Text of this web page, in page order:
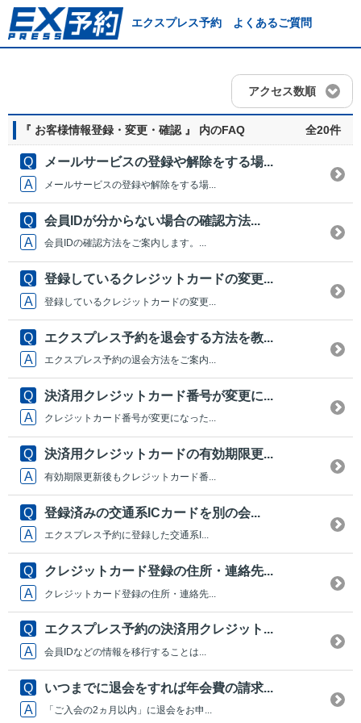
エクスプレス予約 よくあるご質問
アクセス数順
『 お客様情報登録・変更・確認 』 内のFAQ 全20件
メールサービスの登録や解除をする場...
メールサービスの登録や解除をする場...
会員IDが分からない場合の確認方法...
会員IDの確認方法をご案内します。...
登録しているクレジットカードの変更...
登録しているクレジットカードの変更...
エクスプレス予約を退会する方法を教...
エクスプレス予約の退会方法をご案内...
決済用クレジットカード番号が変更に...
クレジットカード番号が変更になった...
決済用クレジットカードの有効期限更...
有効期限更新後もクレジットカード番...
登録済みの交通系ICカードを別の会...
エクスプレス予約に登録した交通系I...
クレジットカード登録の住所・連絡先...
クレジットカード登録の住所・連絡先...
エクスプレス予約の決済用クレジット...
会員IDなどの情報を移行することは...
いつまでに退会をすれば年会費の請求...
「ご入会の2ヵ月以内」に退会をお申...